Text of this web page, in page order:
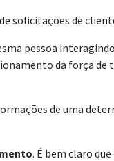
solicitações de
pessoa
da força
de uma
. É bem claro